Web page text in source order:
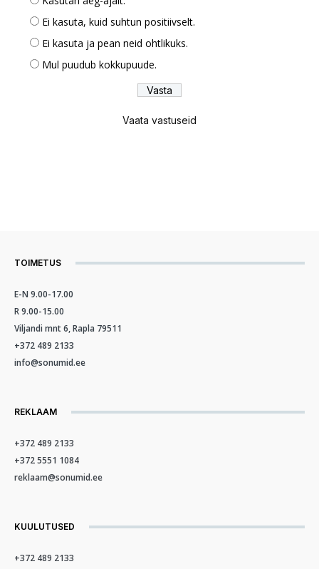
Ei kasuta, kuid suhtun positiivselt.
Ei kasuta ja pean neid ohtlikuks.
Mul puudub kokkupuude.
Vaata vastuseid
TOIMETUS
E-N 9.00-17.00
R 9.00-15.00
Viljandi mnt 6, Rapla 79511
+372 489 2133
info@sonumid.ee
REKLAAM
+372 489 2133
+372 5551 1084
reklaam@sonumid.ee
KUULUTUSED
+372 489 2133